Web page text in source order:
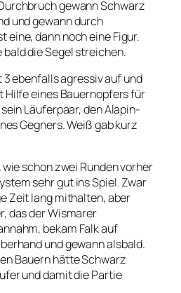
gewann Schwarz
und gewann durch
eine, dann noch eine Figur.
die Segel streichen.
ebenfalls agressiv auf und
eines Bauernopfers für
Läuferpaar, den Alapin-
Gegners. Weiß gab kurz
schon zwei Runden vorher
sehr gut ins Spiel. Zwar
Zeit lang mithalten, aber
das der Wismarer
bekam Falk auf
und gewann alsbald.
Bauern hätte Schwarz
und damit die Partie